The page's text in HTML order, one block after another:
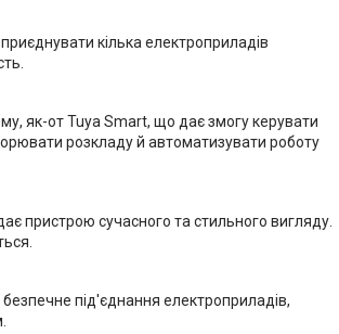
кілька електроприладів
як-от Tuya Smart, що дає змогу керувати
розкладу й автоматизувати роботу
пристрою сучасного та стильного вигляду.
під'єднання електроприладів,